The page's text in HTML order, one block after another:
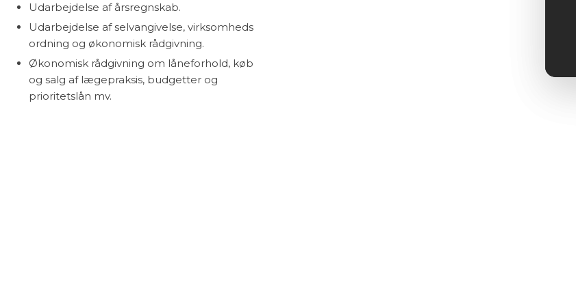
Udarbejdelse af årsregnskab.
Udarbejdelse af selvangivelse, virksomheds
ordning og økonomisk rådgivning.
Økonomisk rådgivning om låneforhold, køb
og salg af lægepraksis, budgetter og
prioritetslån mv.